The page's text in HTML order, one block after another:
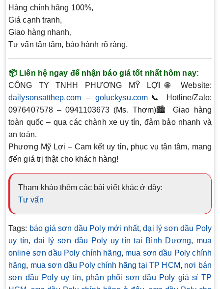
Hàng chính hãng 100%,
Giá cạnh tranh,
Giao hàng nhanh,
Tư vấn tận tâm, bảo hành rõ ràng.
📦 Liên hệ ngay để nhận báo giá tốt nhất hôm nay:
CÔNG TY TNHH PHƯƠNG MỸ LỢI
🌐 Website:
dailysonsatthep.com– goluckysu.com 📞
Hotline/Zalo:
0976407578 – 0941103673 (Ms. Thơm)🏙️ Giao hàng
toàn quốc – qua cácchành xe uy tín, đảm bảo nhanh và
an toàn.
Phương Mỹ Lợi – Cam kết uy tín, phục vụ tận tâm, mang
đến giá trị thật cho khách hàng!
Tham khảo thêm các bài viết khác ở đây:
Tư vấn
Tags: báo giá sơn dầu Poly mới nhất,đại lý sơn dầu Poly
uy tín, đại lý sơn dầu Poly uy tín tại Bình Dương, mua
online sơn dầu Poly chính hãng, mua sơn dầu Poly chính
hãng, mua sơn dầu Poly chính hãng tại TP HCM, nơi bán
sơn dầu Poly uy tín, phân phối sơn dầu Poly giá sỉ TP